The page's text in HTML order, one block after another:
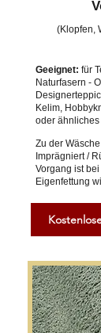
(Klopfen,
Geeignet: für
Naturfasern -
Kelim,
oder ähnliches
Zu der
Imprägniert /
Vorgang ist
Eigenfettung